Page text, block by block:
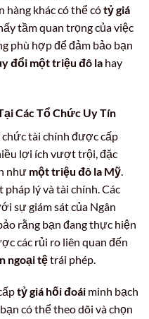
hàng khác có thể cótỷ giá
tầm quan trọng của việc
phù hợp để đảm bảo bạn
đổi một triệu đô la hay
Các Tổ Chức Uy Tín
chức tài chính được cấp
lợi ích vượt trội, đặc
như một triệu đô la Mỹ
lý và tài chính. Các
sự giám sát của Ngân
rằng bạn đang thực hiện
các rủi ro liên quan đến
ngoại tệtrái phép.
tỷ giá hối đoái minh bạch
có thể theo dõi và chọn